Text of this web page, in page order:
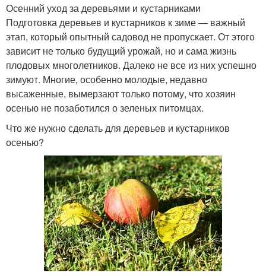
Осенний уход за деревьями и кустарниками
Подготовка деревьев и кустарников к зиме — важный
этап, который опытный садовод не пропускает. От этого
зависит не только будущий урожай, но и сама жизнь
плодовых многолетников. Далеко не все из них успешно
зимуют. Многие, особенно молодые, недавно
высаженные, вымерзают только потому, что хозяин
осенью не позаботился о зеленых питомцах.
Что же нужно сделать для деревьев и кустарников
осенью?